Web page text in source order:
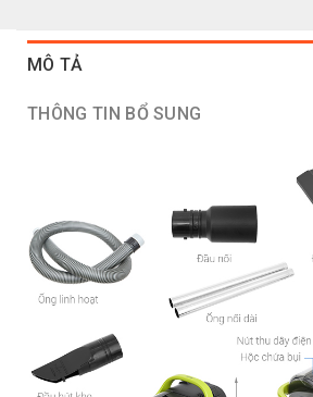
MÔ TẢ
THÔNG TIN BỔ SUNG